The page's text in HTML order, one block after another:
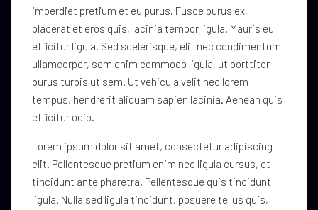
imperdiet pretium et eu purus. Fusce purus ex,
placerat et eros quis, lacinia tempor ligula. Mauris eu
efficitur ligula. Sed scelerisque, elit nec condimentum
ullamcorper, sem enim commodo ligula, ut porttitor
purus turpis ut sem. Ut vehicula velit nec lorem
tempus, hendrerit aliquam sapien lacinia. Aenean quis
efficitur odio.
Lorem ipsum dolor sit amet, consectetur adipiscing
elit. Pellentesque pretium enim nec ligula cursus, et
tincidunt ante pharetra. Pellentesque quis tincidunt
ligula. Nulla sed ligula tincidunt, posuere tellus quis,